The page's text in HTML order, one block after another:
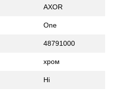
AXOR
One
48791000
хром
Ні